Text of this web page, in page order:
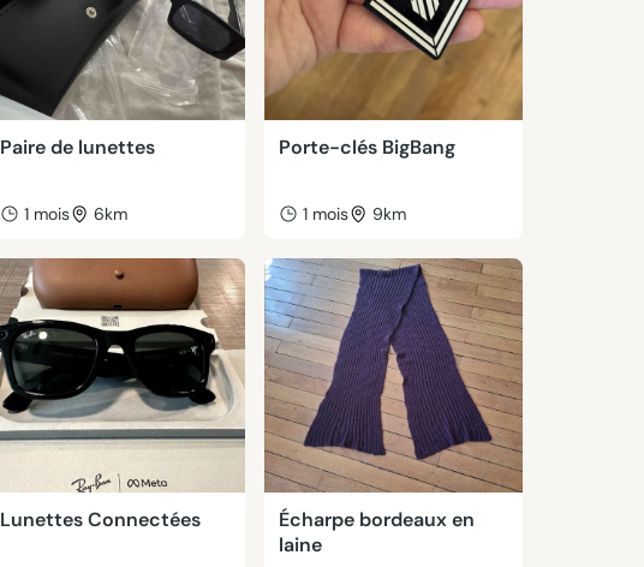
Paire de lunettes
1 mois 6km
Porte-clés BigBang
1 mois 9km
Lunettes Connectées
Écharpe bordeaux en
laine